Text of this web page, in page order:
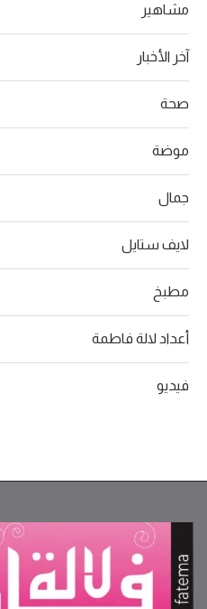
مشاهير
آخر الأخبار
صحة
موضة
جمال
لايف ستايل
مطبخ
أعداد لالة فاطمة
فيديو